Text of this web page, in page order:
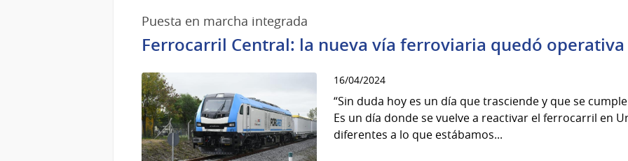
Puesta en marcha integrada
Ferrocarril Central: la nueva vía ferroviaria quedó operativa
16/04/2024
“Sin duda hoy es un día que trasciende y que se
Es un día donde se vuelve a reactivar el ferrocarril en
diferentes a lo que estábamos...